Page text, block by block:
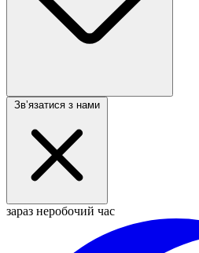
Звʼязатися з нами
зараз неробочий час